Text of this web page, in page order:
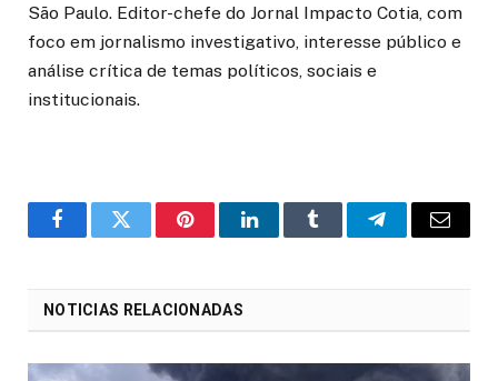
São Paulo. Editor-chefe do Jornal Impacto Cotia, com
foco em jornalismo investigativo, interesse público e
análise crítica de temas políticos, sociais e
institucionais.
o
Twitter PinterestLinkedInTumblr Telegrama
E-
NOTICIAS RELACIONADAS